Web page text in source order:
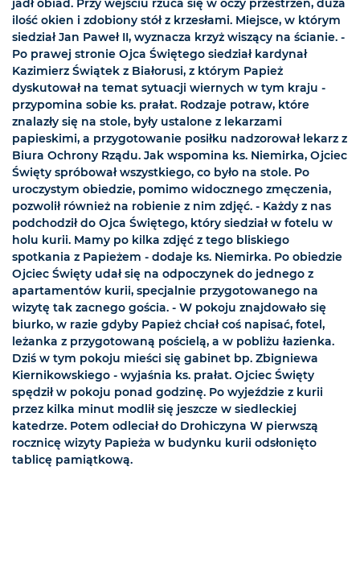
jadł obiad. Przy wejściu rzuca się w oczy przestrzeń, duża
ilość okien i zdobiony stół z krzesłami. Miejsce, w którym
siedział Jan Paweł II, wyznacza krzyż wiszący na ścianie. -
Po prawej stronie Ojca Świętego siedział kardynał
Kazimierz Świątek z Białorusi, z którym Papież
dyskutował na temat sytuacji wiernych w tym kraju -
przypomina sobie ks. prałat. Rodzaje potraw, które
znalazły się na stole, były ustalone z lekarzami
papieskimi, a przygotowanie posiłku nadzorował lekarz z
Biura Ochrony Rządu. Jak wspomina ks. Niemirka, Ojciec
Święty spróbował wszystkiego, co było na stole. Po
uroczystym obiedzie, pomimo widocznego zmęczenia,
pozwolił również na robienie z nim zdjęć. - Każdy z nas
podchodził do Ojca Świętego, który siedział w fotelu w
holu kurii. Mamy po kilka zdjęć z tego bliskiego
spotkania z Papieżem - dodaje ks. Niemirka. Po obiedzie
Ojciec Święty udał się na odpoczynek do jednego z
apartamentów kurii, specjalnie przygotowanego na
wizytę tak zacnego gościa. - W pokoju znajdowało się
biurko, w razie gdyby Papież chciał coś napisać, fotel,
leżanka z przygotowaną pościelą, a w pobliżu łazienka.
Dziś w tym pokoju mieści się gabinet bp. Zbigniewa
Kiernikowskiego - wyjaśnia ks. prałat. Ojciec Święty
spędził w pokoju ponad godzinę. Po wyjeździe z kurii
przez kilka minut modlił się jeszcze w siedleckiej
katedrze. Potem odleciał do Drohiczyna W pierwszą
rocznicę wizyty Papieża w budynku kurii odsłonięto
tablicę pamiątkową.